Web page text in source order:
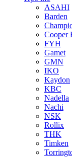
ASAHI
Barden
Cooper
FYH
Gamet
GMN
IKO
Kaydon
KBC
Nadella
Nachi
NSK
Rollix
THK
Timken